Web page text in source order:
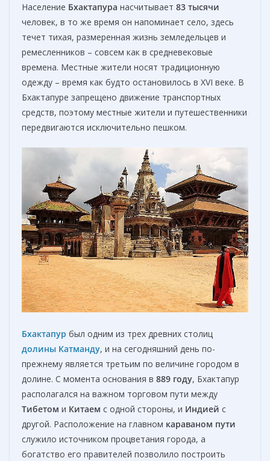
Население Бхактапура насчитывает 83 тысячи
человек, в то же время он напоминает село, здесь
течет тихая, размеренная жизнь земледельцев и
ремесленников – совсем как в средневековые
времена. Местные жители носят традиционную
одежду – время как будто остановилось в XVI веке. В
Бхактапуре запрещено движение транспортных
средств, поэтому местные жители и путешественники
передвигаются исключительно пешком.
Бхактапур был одним из трех древних столиц
долины Катманду, и на сегодняшний день по-
прежнему является третьим по величине городом в
долине. С момента основания в 889 году, Бхактапур
располагался на важном торговом пути между
Тибетом и Китаем с одной стороны, и Индией с
другой. Расположение на главном караваном пути
служило источником процветания города, а
богатство его правителей позволило построить